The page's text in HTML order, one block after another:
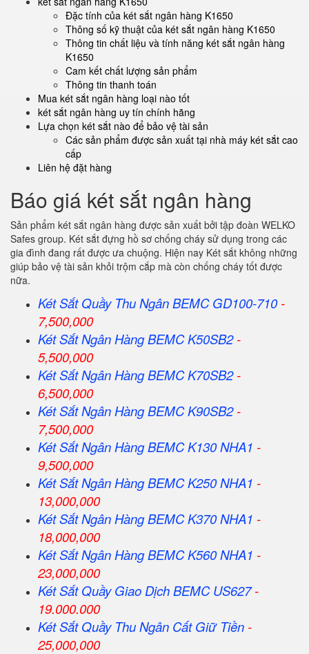
Đặc tính của két sắt ngân hàng K1650
Thông số kỹ thuật của két sắt ngân hàng K1650
Thông tin chất liệu và tính năng két sắt ngân hàng
K1650
Cam kết chất lượng sản phẩm
Thông tin thanh toán
Mua két sắt ngân hàng loại nào tốt
két sắt ngân hàng uy tín chính hãng
Lựa chọn két sắt nào để bảo vệ tài sản
Các sản phẩm được sản xuất tại nhà máy két sắt cao
cấp
Liên hệ đặt hàng
Báo giá két sắt ngân hàng
Sản phẩm két sắt ngân hàng được sản xuất bởi tập đoàn WELKO
Safes group. Két sắt đựng hồ sơ chống cháy sử dụng trong các
gia đình đang rất được ưa chuộng. Hiện nay Két sắt không những
giúp bảo vệ tài sản khỏi trộm cắp mà còn chống cháy tốt được
nữa.
Két Sắt Quầy Thu Ngân BEMC GD100-710-
7,500,000
Két Sắt Ngân Hàng BEMC K50SB2-
5,500,000
Két Sắt Ngân Hàng BEMC K70SB2-
6,500,000
Két Sắt Ngân Hàng BEMC K90SB2-
7,500,000
Két Sắt Ngân Hàng BEMC K130 NHA1 -
9,500,000
Két Sắt Ngân Hàng BEMC K250 NHA1 -
13,000,000
Két Sắt Ngân Hàng BEMC K370 NHA1 -
18,000,000
Két Sắt Ngân Hàng BEMC K560 NHA1 -
23,000,000
Két Sắt Quầy Giao Dịch BEMC US627-
19.000.000
Két Sắt Quầy Thu Ngân Cất Giữ Tiền -
25,000,000